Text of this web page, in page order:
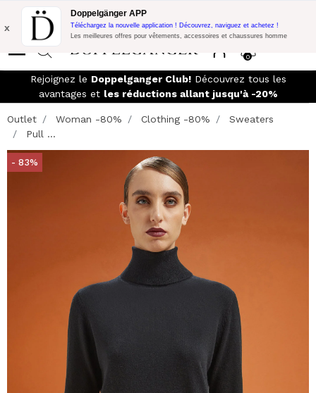
Promo Flash: 10% de réduction supplémentaire sur 300€ d'achat
avec le code:
0
x
Doppelgänger APP
Téléchargez la nouvelle application ! Découvrez, naviguez et achetez !
Les meilleures offres pour vêtements, accessoires et chaussures homme
Rejoignez le Doppelganger Club!Découvrez tous les
avantages et les réductions allant jusqu'à -20%
Outlet Woman -80% Clothing -80%
Sweaters
Pull ...
- 83%